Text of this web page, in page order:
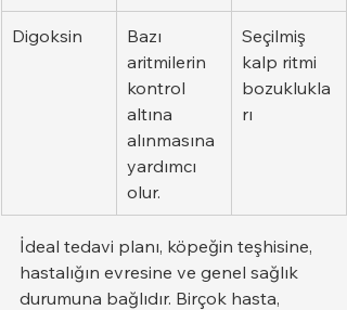
Digoksin
Bazı
aritmilerin
kontrol
altına
alınmasına
yardımcı
olur.
Seçilmiş
kalp ritmi
bozuklukla
rı
İdeal tedavi planı, köpeğin teşhisine,
hastalığın evresine ve genel sağlık
durumuna bağlıdır. Birçok hasta,